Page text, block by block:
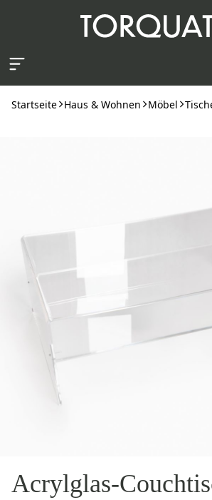
Startseite Haus & Wohnen Möbel
Acrylglas-